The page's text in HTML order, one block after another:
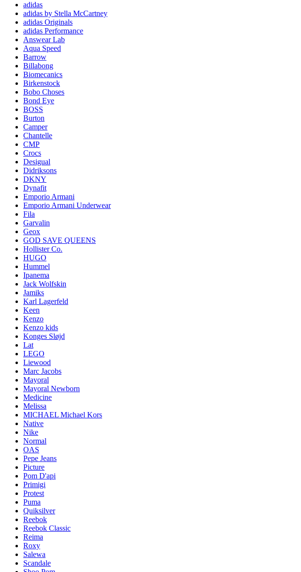
adidas
adidas by Stella McCartney
adidas Originals
adidas Performance
Answear Lab
Aqua Speed
Barrow
Billabong
Biomecanics
Birkenstock
Bobo Choses
Bond Eye
BOSS
Burton
Camper
Chantelle
CMP
Crocs
Desigual
Didriksons
DKNY
Dynafit
Emporio Armani
Emporio Armani Underwear
Fila
Garvalin
Geox
GOD SAVE QUEENS
Hollister Co.
HUGO
Hummel
Ipanema
Jack Wolfskin
Jamiks
Karl Lagerfeld
Keen
Kenzo
Kenzo kids
Konges Sløjd
Lat
LEGO
Liewood
Marc Jacobs
Mayoral
Mayoral Newborn
Medicine
Melissa
MICHAEL Michael Kors
Native
Nike
Normal
OAS
Pepe Jeans
Picture
Pom D'api
Primigi
Protest
Puma
Quiksilver
Reebok
Reebok Classic
Reima
Roxy
Salewa
Scandale